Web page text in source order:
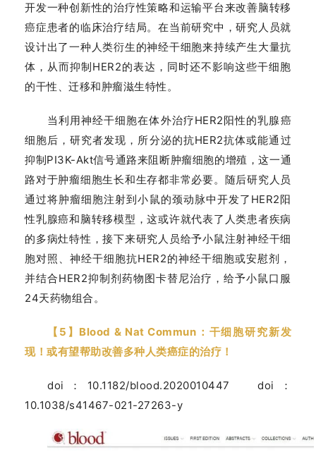
开发一种创新性的治疗性策略和运输平台来改善脑转移
癌症患者的临床治疗结局。在当前研究中，研究人员就
设计出了一种人类衍生的神经干细胞来持续产生大量抗
体，从而抑制HER2的表达，同时还不影响这些干细胞
的干性、迁移和肿瘤滋生特性。
当利用神经干细胞在体外治疗HER2阳性的乳腺癌
细胞后，研究者发现，所分泌的抗HER2抗体或能通过
抑制PI3K-Akt信号通路来阻断肿瘤细胞的增殖，这一通
路对于肿瘤细胞生长和生存都非常必要。随后研究人员
通过将肿瘤细胞注射到小鼠的颈动脉中开发了HER2阳
性乳腺癌和脑转移模型，这或许就代表了人类患者疾病
的多病灶特性，接下来研究人员给予小鼠注射神经干细
胞对照、神经干细胞抗HER2的神经干细胞或安慰剂，
并结合HER2抑制剂药物图卡替尼治疗，给予小鼠口服
24天药物组合。
【5】Blood & Nat Commun：干细胞研究新发
现！或有望帮助改善多种人类癌症的治疗！
doi：10.1182/blood.2020010447 doi：
10.1038/s41467-021-27263-y